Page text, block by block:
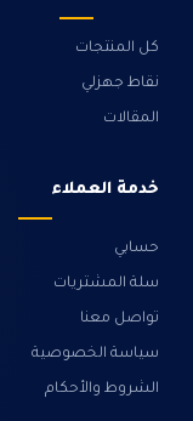
كل المنتجات
نقاط جهزلي
المقالات
خدمة العملاء
حسابي
سلة المشتريات
تواصل معنا
سياسة الخصوصية
الشروط والأحكام